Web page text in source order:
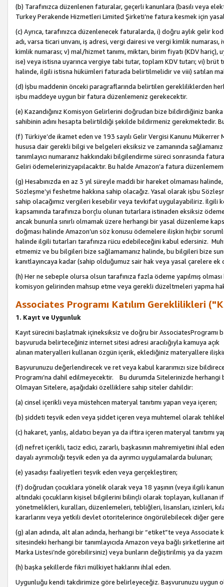
(b) Tarafınızca düzenlenen faturalar, geçerli kanunlara (basılı veya
Turkey Perakende Hizmetleri Limited Şirketi’ne fatura kesmek için
(c) Ayrıca, tarafınızca düzenlenecek faturalarda, i) doğru aylık gelir
adı, varsa ticari unvanı, iş adresi, vergi dairesi ve vergi kimlik
kimlik numarası; v) mal/hizmet tanımı, miktarı, birim fiyatı (KDV
ise) veya istisna uyarınca vergiye tabi tutar, toplam KDV tutarı; vi) brüt
halinde, ilgili istisna hükümleri faturada belirtilmelidir ve viii) satılan
(d) İşbu maddenin önceki paragraflarında belirtilen gerekliliklerden
işbu maddeye uygun bir fatura düzenlemeniz gerekecektir.
(e) Kazandığınız Komisyon Gelirlerini doğrudan bize bildirdiğiniz banka
sahibinin adını hesapta belirtildiği şekilde bildirmeniz gerekmektedir.
(f) Türkiye’de ikamet eden ve 193 sayılı Gelir Vergisi Kanunu
hususa dair gerekli bilgi ve belgeleri eksiksiz ve zamanında
tanımlayıcı numaranız hakkındaki bilgilendirme süreci sonrasında
Geliri ödemelerinizyapılacaktır. Bu halde Amazon’a fatura
(g) Hesabınızda en az 3 yıl süreyle maddi bir hareket olmaması
Sözleşme’yi feshetme hakkına sahip olacağız. Yasal olarak işbu
sahip olacağımız vergileri kesebilir veya tevkifat uygulayabiliriz. İlgili
kapsamında tarafınıza borçlu olunan tutarlara istinaden eksiksiz
ancak bununla sınırlı olmamak üzere herhangi bir yasal düzenleme
doğması halinde Amazon’un söz konusu ödemelere ilişkin hiçbir
halinde ilgili tutarları tarafınıza rücu edebileceğini kabul edersiniz.
etmemiz ve bu bilgileri bize sağlamamanız halinde, bu bilgileri bize
kanıtlayıncaya kadar (sahip olduğumuz sair hak veya yasal çarelere
(h) Her ne sebeple olursa olsun tarafınıza fazla ödeme yapılmış
komisyon gelirinden mahsup etme veya gerekli düzeltmeleri yapma
Associates Programı Katılım Gereklilikleri
1. Kayıt ve Uygunluk
Kayıt sürecini başlatmak içineksiksiz ve doğru bir AssociatesProgramı
başvuruda belirteceğiniz internet sitesi adresi aracılığıyla kamuya
alınan materyalleri kullanan özgün içerik, eklediğiniz materyallere
Başvurunuzu değerlendirecek ve ret veya kabul kararımızı size
Programı’na dahil edilmeyecektir. Bu durumda Sitelerinizde herhangi
Olmayan Sitelere, aşağıdaki özelliklere sahip siteler dahildir:
(a) cinsel içerikli veya müstehcen materyal tanıtımı yapan veya içeren;
(b) şiddeti teşvik eden veya şiddet içeren veya muhtemel olarak
(c) hakaret, yanlış, aldatıcı beyan ya da iftira içeren materyal tanıtımı
(d) nefret içerikli, taciz edici, zararlı, başkasının mahremiyetini ihlal
dayalı ayrımcılığı teşvik eden ya da ayrımcı uygulamalarda bulunan;
(e) yasadışı faaliyetleri teşvik eden veya gerçekleştiren;
(f) doğrudan çocuklara yönelik olarak veya 18 yaşının (veya ilgili
altındaki çocukların kişisel bilgilerini bilinçli olarak toplayan, kullanan
yönetmelikleri, kuralları, düzenlemeleri, tebliğleri, lisansları, izinleri,
kararlarını veya yetkili devlet otoritelerince öngörülebilecek diğer
(g) alan adında, alt alan adında, herhangi bir “etiket”te veya
sitesindeki herhangi bir tanımlayıcıda Amazon veya bağlı şirketlerine
Marka Listesi’nde görebilirsiniz) veya bunların değiştirilmiş ya da
(h) başka şekillerde fikri mülkiyet haklarını ihlal eden.
Uygunluğu kendi takdirimize göre belirleyeceğiz. Başvurunuzu uygun